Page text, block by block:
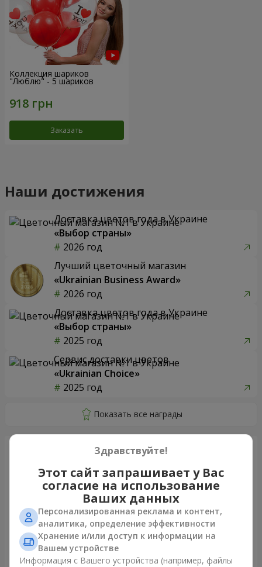
Коллекция шариков
"Люблю" - 5 шариков
Заказать
Наши достижения
Доставка цветов года в Украине
«Выбор страны»
2026 год
Лучший цветочный магазин
«Ukrainian Business Award»
2026 год
Доставка цветов года в Украине
«Выбор страны»
2025 год
Сервис доставки цветов
«Ukrainian Choice»
2025 год
Только что доставили
Здравствуйте!
Этот сайт запрашивает у Вас
согласие на использование
Ваших данных
Персонализированная реклама и контент,
аналитика, определение эффективности
Хранение и/или доступ к информации на
Вашем устройстве
Информация с Вашего устройства (например, файлы